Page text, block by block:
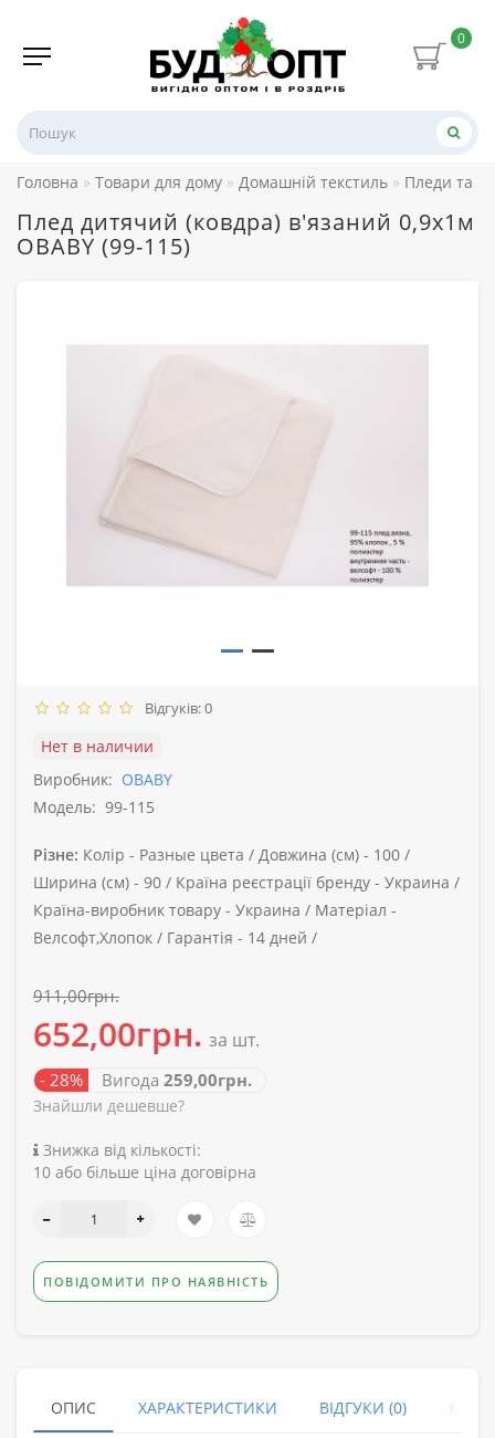
0
Головна Товари для дому Домашній текстиль Пледи та
Плед дитячий (ковдра) в'язаний 0,9х1м
OBABY (99-115)
Відгуків: 0
Нет в наличии
Виробник: OBABY
Модель: 99-115
Різне: Колір - Разные цвета / Довжина (см) - 100 /
Ширина (см) - 90 / Країна реєстрації бренду - Украина /
Країна-виробник товару - Украина / Матеріал -
Велсофт,Хлопок / Гарантія - 14 дней /
911,00грн.
652,00грн. за шт.
- 28% Вигода 259,00грн.
Знайшли дешевше?
Знижка від кількості:
10 або більше ціна договірна
ПОВІДОМИТИ ПРО НАЯВНІСТЬ
ОПИС ХАРАКТЕРИСТИКИ ВІДГУКИ (0)